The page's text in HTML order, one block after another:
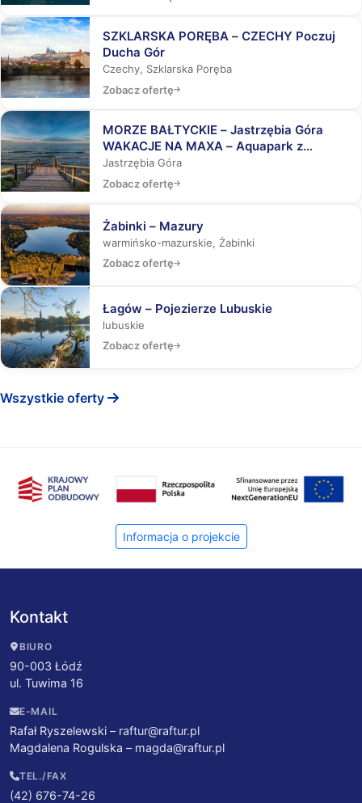
SZKLARSKA PORĘBA – CZECHY Poczuj
Ducha Gór
Czechy, Szklarska Poręba
Zobacz ofertę
MORZE BAŁTYCKIE – Jastrzębia Góra
WAKACJE NA MAXA – Aquapark z
rekinami, Laser Tag, Misja Specjalna
Jastrzębia Góra
Zobacz ofertę
Żabinki – Mazury
warmińsko-mazurskie, Żabinki
Zobacz ofertę
Łagów – Pojezierze Lubuskie
lubuskie
Zobacz ofertę
Wszystkie oferty
Informacja o projekcie
Kontakt
BIURO
90-003 Łódź
ul. Tuwima 16
E-MAIL
Rafał Ryszelewski – raftur@raftur.pl
Magdalena Rogulska – magda@raftur.pl
TEL./FAX
(42) 676-74-26